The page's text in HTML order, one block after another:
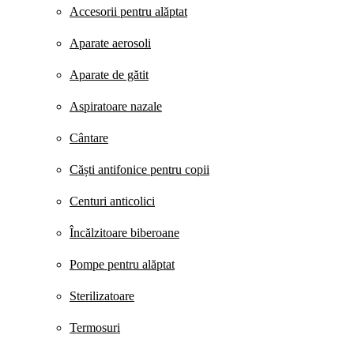
Accesorii pentru alăptat
Aparate aerosoli
Aparate de gătit
Aspiratoare nazale
Cântare
Căști antifonice pentru copii
Centuri anticolici
Încălzitoare biberoane
Pompe pentru alăptat
Sterilizatoare
Termosuri